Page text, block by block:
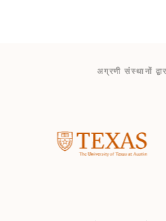
अग्रणी संस्थानों